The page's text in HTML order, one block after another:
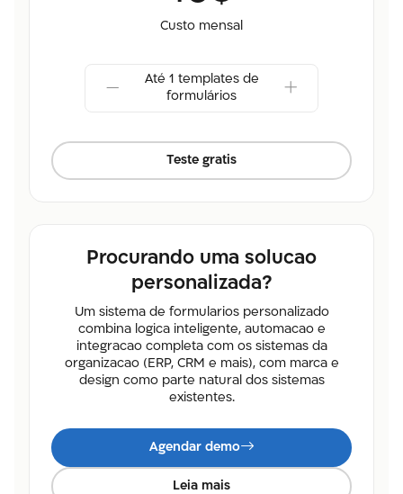
Custo mensal
Até 1 templates de
formulários
Teste gratis
Procurando uma solucao
personalizada?
Um sistema de formularios personalizado
combina logica inteligente, automacao e
integracao completa com os sistemas da
organizacao (ERP, CRM e mais), com marca e
design como parte natural dos sistemas
existentes.
Agendar demo
Leia mais